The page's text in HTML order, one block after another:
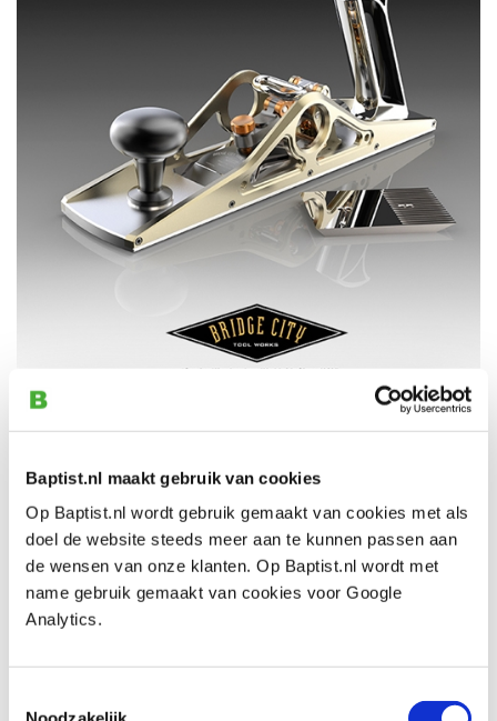
Baptist.nl maakt gebruik van cookies
Op Baptist.nl wordt gebruik gemaakt van cookies met als
doel de website steeds meer aan te kunnen passen aan
de wensen van onze klanten. Op Baptist.nl wordt met
name gebruik gemaakt van cookies voor Google
Analytics.
Donderdag 7 november kunt u
Baptist Arnhem! John Economaki (foto: rechts) zal
samen met nog twee collega's Baptist Arnhem
bezoeken tijdens hun Europese tour.
Van14:30 tot 16:30 uurzal John Economaki in onze
winkel zijn visie over Bridge City Tool Works vertellen
en uitleg geven over de prachtige Bridge City